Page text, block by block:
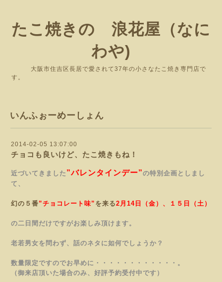
たこ焼きの 浪花屋（なに
わや)
大阪市住吉区長居で愛されて37年の小さなたこ焼き専門店で
す。
いんふぉーめーしょん
2014-02-05 13:07:00
チョコも良いけど、たこ焼きもね！
近づいてきました ”バレンタインデー”の特別企画としまし
て、
幻の５番”チョコレート味” を来る2月14日（金）、１５日（土）
の二日間だけですがお楽しみ頂けます。
老若男女を問わず、話のネタに如何でしょうか？
数量限定ですのでお早めに・・・・・・・・・・・・。
（御来店頂いた場合のみ、好評予約受付中です）